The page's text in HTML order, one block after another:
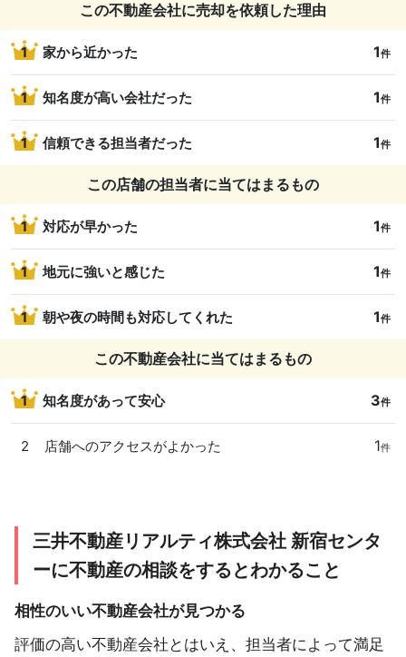
この不動産会社に売却を依頼した理由
1 家から近かった 1件
1 知名度が高い会社だった 1件
1 信頼できる担当者だった 1件
この店舗の担当者に当てはまるもの
1 対応が早かった 1件
1 地元に強いと感じた 1件
1 朝や夜の時間も対応してくれた 1件
この不動産会社に当てはまるもの
1 知名度があって安心 3件
2 店舗へのアクセスがよかった 1件
三井不動産リアルティ株式会社 新宿センタ
ーに不動産の相談をするとわかること
相性のいい不動産会社が見つかる
評価の高い不動産会社とはいえ、担当者によって満足